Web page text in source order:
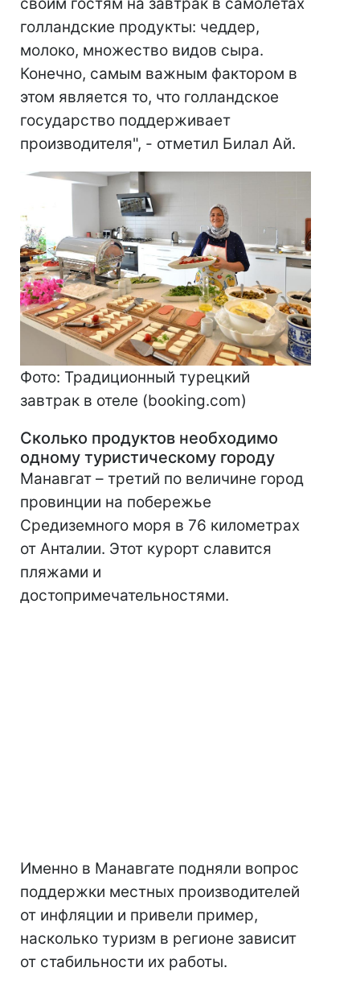
голландские продукты: чеддер,
молоко, множество видов сыра.
Конечно, самым важным фактором в
этом является то, что голландское
государство поддерживает
производителя", - отметил Билал Ай.
Фото: Традиционный турецкий
завтрак в отеле (booking.com)
Сколько продуктов необходимо
одному туристическому городу
Манавгат – третий по величине город
провинции на побережье
Средиземного моря в 76 километрах
от Анталии. Этот курорт славится
пляжами и
достопримечательностями.
Именно в Манавгате подняли вопрос
поддержки местных производителей
от инфляции и привели пример,
насколько туризм в регионе зависит
от стабильности их работы.